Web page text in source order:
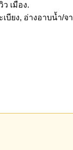
เมือง.
บียง, อ่างอาบน้ำ/จา
ะจำทาง , หาด
งเมตร